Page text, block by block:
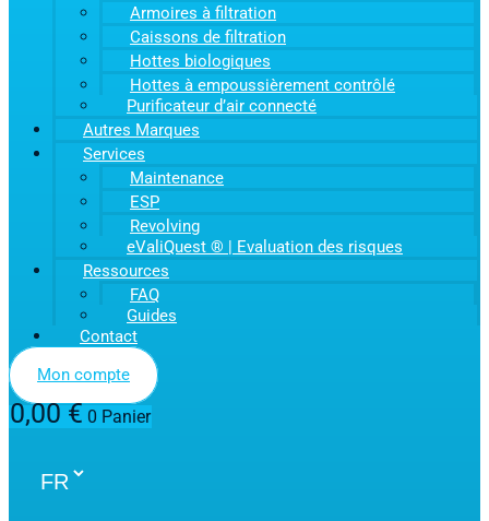
Armoires à filtration
Caissons de filtration
Hottes biologiques
Hottes à empoussièrement contrôlé
Purificateur d’air connecté
Autres Marques
Services
Maintenance
ESP
Revolving
eValiQuest ® | Evaluation des risques
Ressources
FAQ
Guides
Contact
Mon compte
0,00€ 0 Panier